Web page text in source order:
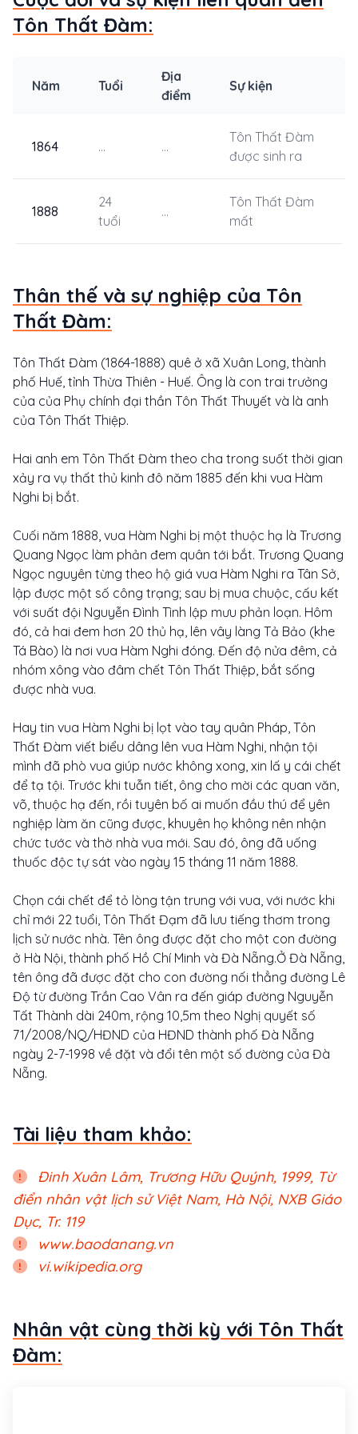
Tôn Thất Đàm:
Năm Tuổi
Địa
điểm
Sự kiện
1864 ... ...
Tôn Thất Đàm
được sinh ra
1888
24
tuổi
...
Tôn Thất Đàm
mất
Thân thế và sự nghiệp của Tôn
Thất Đàm:
Tôn Thất Đàm (1864-1888) quê ở xã Xuân Long, thành
phố Huế, tỉnh Thừa Thiên - Huế. Ông là con trai trưởng
của của Phụ chính đại thần Tôn Thất Thuyết và là anh
của Tôn Thất Thiệp.
Hai anh em Tôn Thất Đàm theo cha trong suốt thời gian
xảy ra vụ thất thủ kinh đô năm 1885 đến khi vua Hàm
Nghi bị bắt.
Cuối năm 1888, vua Hàm Nghi bị một thuộc hạ là Trương
Quang Ngọc làm phản đem quân tới bắt. Trương Quang
Ngọc nguyên từng theo hộ giá vua Hàm Nghi ra Tân Sở,
lập được một số công trạng; sau bị mua chuộc, cấu kết
với suất đội Nguyễn Đình Tình lập mưu phản loạn. Hôm
đó, cả hai đem hơn 20 thủ hạ, lên vây làng Tả Bảo (khe
Tá Bào) là nơi vua Hàm Nghi đóng. Đến độ nửa đêm, cả
nhóm xông vào đâm chết Tôn Thất Thiệp, bắt sống
được nhà vua.
Hay tin vua Hàm Nghi bị lọt vào tay quân Pháp, Tôn
Thất Đàm viết biểu dâng lên vua Hàm Nghi, nhận tội
mình đã phò vua giúp nước không xong, xin lấ y cái chết
để tạ tội. Trước khi tuẫn tiết, ông cho mời các quan văn,
võ, thuộc hạ đến, rồi tuyên bố ai muốn đầu thú để yên
nghiệp làm ăn cũng được, khuyên họ không nên nhận
chức tước và thờ nhà vua mới. Sau đó, ông đã uống
thuốc độc tự sát vào ngày 15 tháng 11 năm 1888.
Chọn cái chết để tỏ lòng tận trung với vua, với nước khi
chỉ mới 22 tuổi, Tôn Thất Đạm đã lưu tiếng thơm trong
lịch sử nước nhà. Tên ông được đặt cho một con đường
ở Hà Nội, thành phố Hồ Chí Minh và Đà Nẵng.Ở Đà Nẵng,
tên ông đã được đặt cho con đường nối thẳng đường Lê
Độ từ đường Trần Cao Vân ra đến giáp đường Nguyễn
Tất Thành dài 240m, rộng 10,5m theo Nghị quyết số
71/2008/NQ/HĐND của HĐND thành phố Đà Nẵng
ngày 2-7-1998 về đặt và đổi tên một số đường của Đà
Nẵng.
Tài liệu tham khảo:
Đinh Xuân Lâm, Trương Hữu Quýnh, 1999, Từ
điển nhân vật lịch sử Việt Nam, Hà Nội, NXB Giáo
Dục, Tr. 119
www.baodanang.vn
vi.wikipedia.org
Nhân vật cùng thời kỳ với Tôn Thất
Đàm: